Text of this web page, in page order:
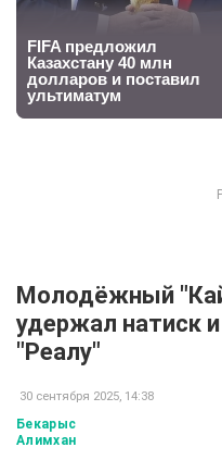
Молодёжный
удержал натиск
"Реалу"
30 сентября 2025, 14:38
Бекарыс
Алимхан